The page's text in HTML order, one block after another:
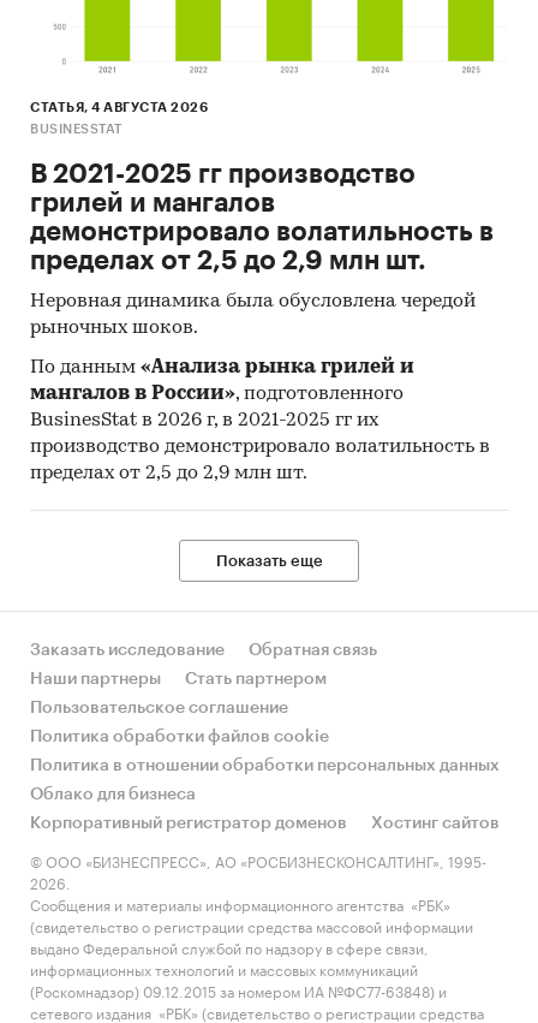
СТАТЬЯ, 4 АВГУСТА 2026
BUSINESSTAT
В 2021-2025 гг производство
грилей и мангалов
демонстрировало волатильность в
пределах от 2,5 до 2,9 млн шт.
Неровная динамика была обусловлена чередой
рыночных шоков.
По данным «Анализа рынка грилей и
мангалов в России», подготовленного
BusinesStat в 2026 г, в 2021-2025 гг их
производство демонстрировало волатильность в
пределах от 2,5 до 2,9 млн шт.
Показать еще
Заказать исследование
Обратная связь
Наши партнеры
Стать партнером
Пользовательское соглашение
Политика обработки файлов cookie
Политика в отношении обработки персональных данных
Облако для бизнеса
Корпоративный регистратор доменов
Хостинг сайтов
© ООО «БИЗНЕСПРЕСС», АО «РОСБИЗНЕСКОНСАЛТИНГ», 1995-
2026.
Сообщения и материалы информационного агентства «РБК»
(свидетельство о регистрации средства массовой информации
выдано Федеральной службой по надзору в сфере связи,
информационных технологий и массовых коммуникаций
(Роскомнадзор) 09.12.2015 за номером ИА №ФС77-63848) и
сетевого издания «РБК» (свидетельство о регистрации средства